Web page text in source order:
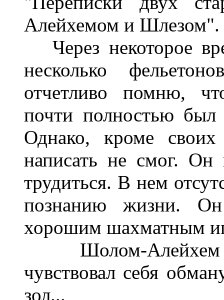
Алейхемом и Шлезом".
Через некоторое
несколько
отчетливо помню,
почти полностью был
Однако, кроме
написать не смог. Он
трудиться. В нем
познанию жизни.
хорошим шахматным
Шолом-Алейхем
чувствовал себя
зол...